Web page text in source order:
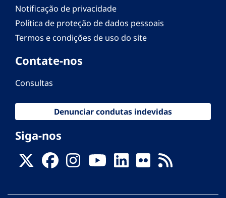
Notificação de privacidade
Política de proteção de dados pessoais
Termos e condições de uso do site
Contate-nos
Consultas
Denunciar condutas indevidas
Siga-nos